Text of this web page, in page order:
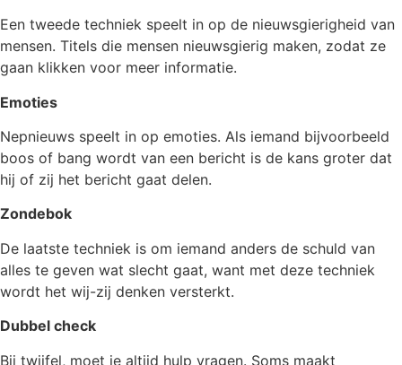
Een tweede techniek speelt in op de nieuwsgierigheid van
mensen. Titels die mensen nieuwsgierig maken, zodat ze
gaan klikken voor meer informatie.
Emoties
Nepnieuws speelt in op emoties. Als iemand bijvoorbeeld
boos of bang wordt van een bericht is de kans groter dat
hij of zij het bericht gaat delen.
Zondebok
De laatste techniek is om iemand anders de schuld van
alles te geven wat slecht gaat, want met deze techniek
wordt het wij-zij denken versterkt.
Dubbel check
Bij twijfel, moet je altijd hulp vragen. Soms maakt